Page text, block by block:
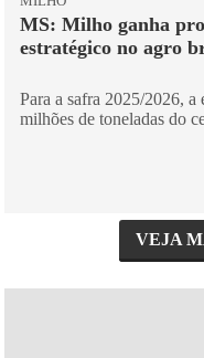
MS: Milho ganha
estratégico no agro
Para a safra 2025/2026, a
milhões de toneladas do
VEJA